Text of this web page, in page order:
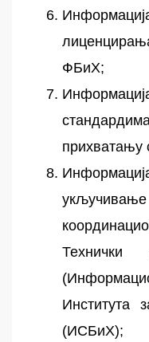
ФБиХ;
прихватању
Института
(ИСБиХ);